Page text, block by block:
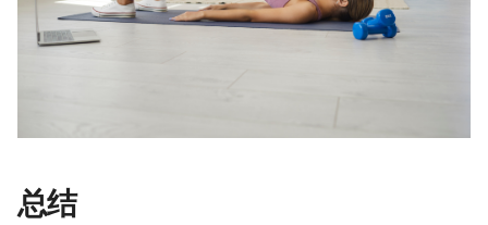
总结